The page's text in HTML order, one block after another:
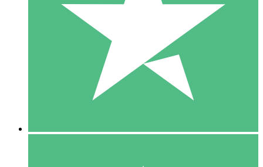
Payez à l'utilisation avec des crédits de téléchargement. Sans
1 Téléchargement
10 00